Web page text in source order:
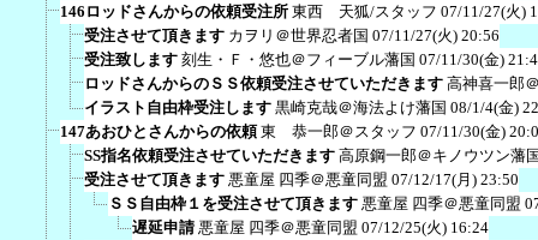
146ロッドさんからの依頼受注所 東西 天狐/スタッフ 07/11/27(火)
受注させて頂きます カヲリ＠世界忍者国 07/11/27(火) 20:56
受注致します 刻生・Ｆ・悠也＠フィーブル藩国 07/11/30(金)
ロッドさんからのＳＳ依頼受注させていただきます 高神喜一郎
イラスト自由枠受注します 黒崎克哉＠海法よけ藩国 08/1/4(金)
147あおひとさんからの依頼 東 恭一郎＠スタッフ 07/11/30(金)
SS指名依頼受注させていただきます 高原鋼一郎＠キノウツン藩
受注させて頂きます 悪童屋 四季＠悪童同盟 07/12/17(月) 23:50
ＳＳ自由枠１を受注させて頂きます 悪童屋 四季＠悪童同盟
遅延申請 悪童屋 四季＠悪童同盟 07/12/25(火) 16:24